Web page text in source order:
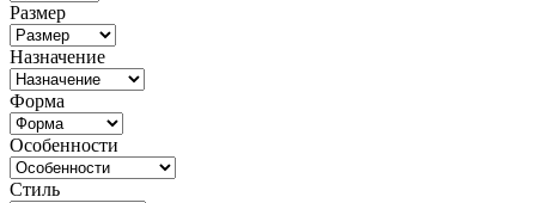
Размер
Назначение
Форма
Особенности
Стиль